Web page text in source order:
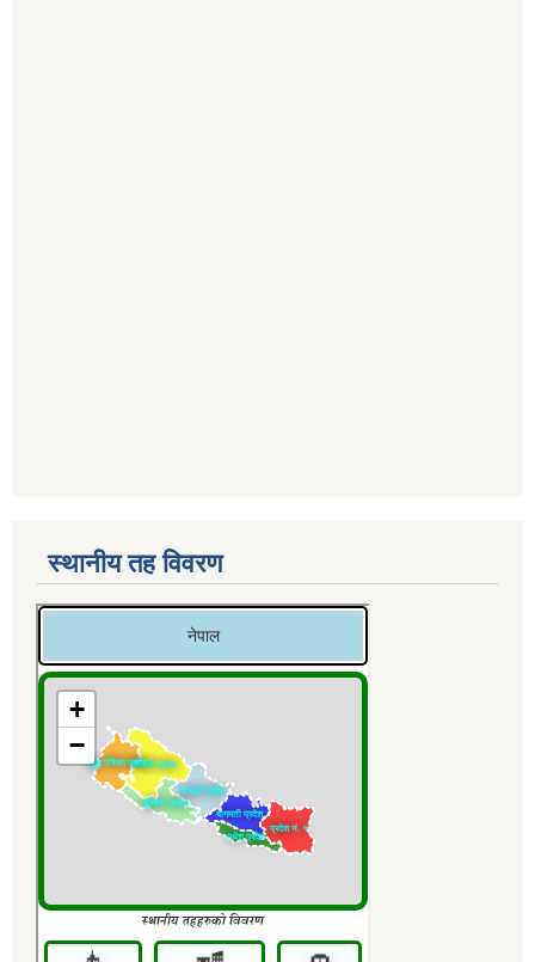
स्थानीय तह विवरण